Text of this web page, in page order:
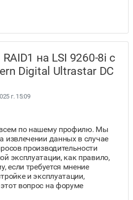
на LSI 9260-8i с
Digital Ultrastar DC
г. 15:09
по нашему профилю. Мы
извлечении данных в случае
производительности
эксплуатации, как правило,
если требуется мнение
и эксплуатации,
вопрос на форуме